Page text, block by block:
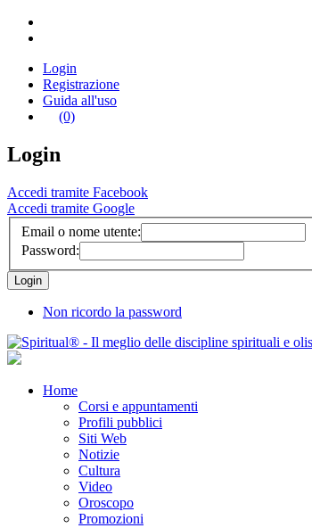
Login
Registrazione
Guida all'uso
(0)
Login
Accedi tramite Facebook
Accedi tramite Google
Email o nome utente:
Password:
Non ricordo la password
Home
Corsi e appuntamenti
Profili pubblici
Siti Web
Notizie
Cultura
Video
Oroscopo
Promozioni